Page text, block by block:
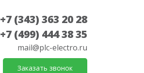
+7 (343) 363 20 28
+7 (499) 444 38 35
mail@plc-electro.ru
Заказать звонок